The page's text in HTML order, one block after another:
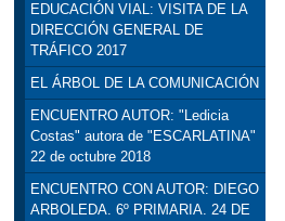
EDUCACIÓN VIAL: VISITA DE LA
DIRECCIÓN GENERAL DE
TRÁFICO 2017
EL ÁRBOL DE LA COMUNICACIÓN
ENCUENTRO AUTOR: "Ledicia
Costas" autora de "ESCARLATINA"
22 de octubre 2018
ENCUENTRO CON AUTOR: DIEGO
ARBOLEDA. 6º PRIMARIA. 24 DE